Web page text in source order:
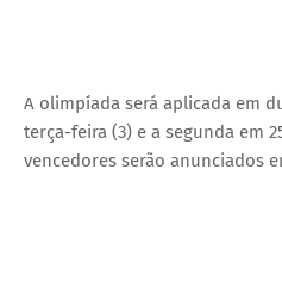
A olimpíada será aplicada em
terça-feira (3) e a segunda em
vencedores serão anunciados